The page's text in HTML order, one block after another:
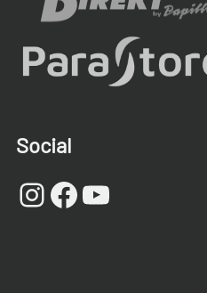
Social
Instagram
Facebook
YouTube